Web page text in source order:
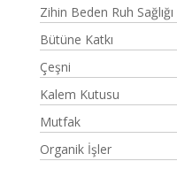
Zihin Beden Ruh Sağlığı
Bütüne Katkı
Çeşni
Kalem Kutusu
Mutfak
Organik İşler